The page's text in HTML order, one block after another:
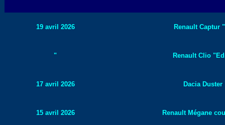
19 avril 2026 Renault Captur
" Renault Clio
17 avril 2026 Dacia Duster
15 avril 2026 Renault Mégane